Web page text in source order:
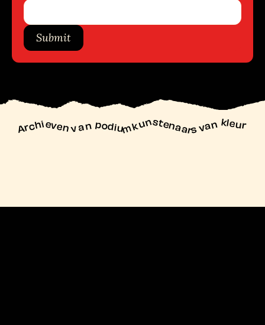
Submit
Archievenvan podiumkunstenaars van kleur